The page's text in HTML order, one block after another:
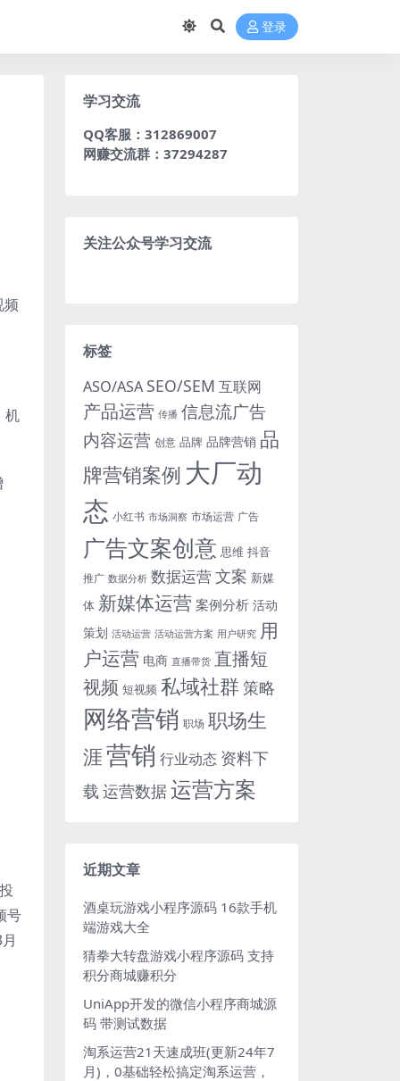
登录
频
机
号
学习交流
QQ客服：312869007
网赚交流群：37294287
关注公众号学习交流
标签
ASO/ASA SEO/SEM 互联网
产品运营 传播 信息流广告
内容运营 创意 品牌 品牌营销 品
牌营销案例 大厂动
态 小红书 市场洞察 市场运营 广告
广告文案创意 思维 抖音
推广 数据分析 数据运营文案 新媒
体 新媒体运营 案例分析 活动
策划 活动运营 活动运营方案 用户研究 用
户运营 电商 直播带货 直播短
视频 短视频 私域社群 策略
网络营销 职场 职场生
涯营销 行业动态 资料下
载 运营数据运营方案
近期文章
酒桌玩游戏小程序源码 16款手机
端游戏大全
猜拳大转盘游戏小程序源码 支持
积分商城赚积分
UniApp开发的微信小程序商城源
码 带测试数据
淘系运营21天速成班(更新24年7
月)，0基础轻松搞定淘系运营，